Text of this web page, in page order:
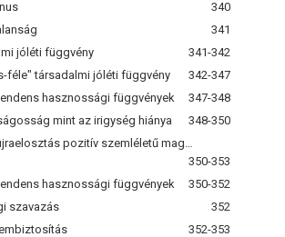
340
341
jóléti függvény
341-342
társadalmi jóléti függvény
342-347
hasznossági függvények
347-348
mint az irigység hiánya
348-350
350-353
hasznossági függvények
350-352
352
352-353